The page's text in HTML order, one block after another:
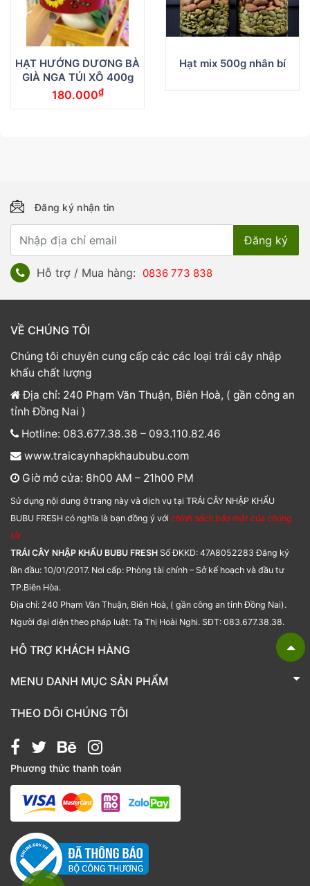
HẠT HƯỚNG DƯƠNG BÀ
GIÀ NGA TÚI XÔ 400g
180.000₫
Hạt mix 500g nhân bí
Đăng ký nhận tin
Hỗ trợ / Mua hàng: 0836 773 838
VỀ CHÚNG TÔI
Chúng tôi chuyên cung cấp các các loại trái cây nhập
khẩu chất lượng
Địa chỉ: 240 Phạm Văn Thuận, Biên Hoà, ( gần công an
tỉnh Đồng Nai )
Hotline: 083.677.38.38 – 093.110.82.46
www.traicaynhapkhaububu.com
Giờ mở cửa: 8h00 AM – 21h00 PM
Sử dụng nội dung ở trang này và dịch vụ tại TRÁI CÂY NHẬP KHẨU
BUBU FRESH có nghĩa là bạn đồng ý với chính sách bảo mật của chúng
tôi
TRÁI CÂY NHẬP KHẨU BUBU FRESH Số ĐKKD: 47A8052283 Đăng ký
lần đầu: 10/01/2017. Nơi cấp: Phòng tài chính – Sở kế hoạch và đầu tư
TP.Biên Hòa.
Địa chỉ: 240 Phạm Văn Thuận, Biên Hoà, ( gần công an tỉnh Đồng Nai).
Người đại diện theo pháp luật: Tạ Thị Hoài Nghi. SĐT: 083.677.38.38.
HỖ TRỢ KHÁCH HÀNG
TRÁI CÂY NHẬP KHẨU BUBU FRESH
MENU DANH MỤC SẢN PHẨM
Bánh kẹo
Giỏ quà tặng
Hạt chia
Hạt dẻ cười
Hạt hạnh nhân
Hạt macca
Hạt óc chó
Kẹo
THEO DÕI CHÚNG TÔI
Phương thức thanh toán